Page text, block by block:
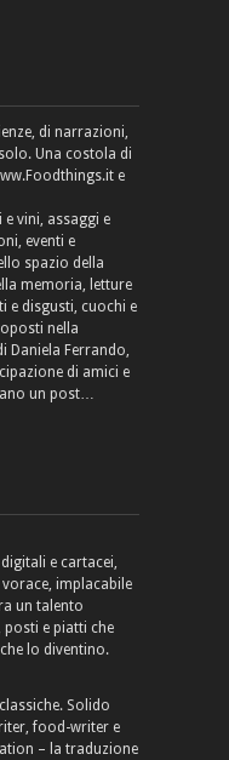
di narrazioni,
Una costola di
e
vini, assaggi e
eventi e
spazio della
memoria, letture
e disgusti, cuochi e
nella
Daniela Ferrando,
di amici e
un post…
e cartacei,
implacabile
un talento
e piatti che
lo diventino.
Solido
food-writer e
– la traduzione